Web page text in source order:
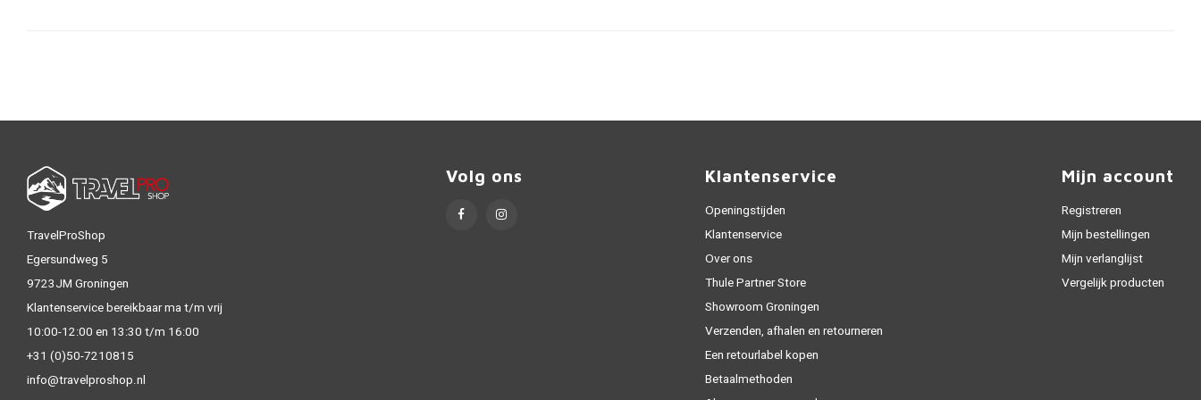
TravelProShop
Egersundweg 5
9723JM Groningen
Klantenservice bereikbaar ma t/m vrij
10:00-12:00 en 13:30 t/m 16:00
+31 (0)50-7210815
info@travelproshop.nl
Volg ons Klantenservice
Openingstijden
Klantenservice
Over ons
Thule Partner Store
Showroom Groningen
Verzenden, afhalen en retourneren
Een retourlabel kopen
Betaalmethoden
Mijn account
Registreren
Mijn bestellingen
Mijn verlanglijst
Vergelijk producten